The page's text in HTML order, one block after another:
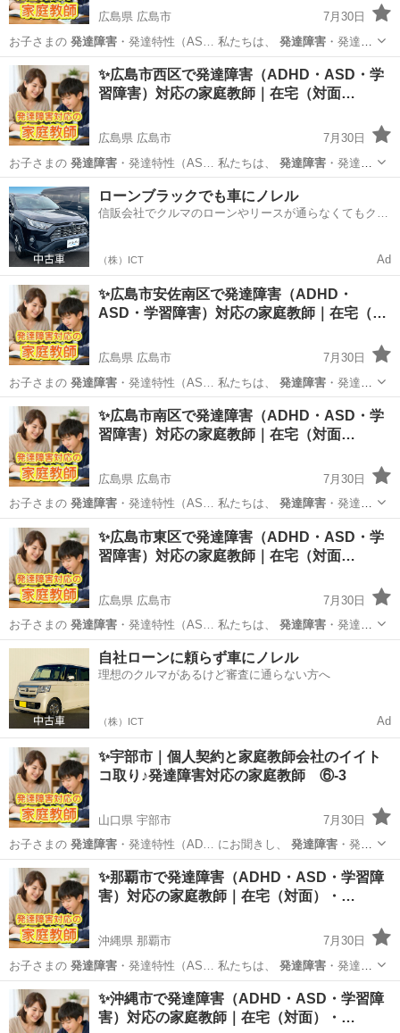
広島県 広島市
7月30日
お子さまの 発達障害 ・発達特性（AS… 私たちは、 発達障害・発達特
性のある… aku ●発達障害のあるお子さまへ… れを調整発達障害
（ASD・ADH… ▶ アーチの発達障害サポートについて… 教師...
広島 広島市 家庭教師 発達障害
✨広島市西区で発達障害（ADHD・ASD・学
習障害）対応の家庭教師｜在宅（対面…
広島県 広島市
7月30日
お子さまの 発達障害 ・発達特性（AS… 私たちは、 発達障害・発達特
性のある… iku ●発達障害のあるお子さまへ… 学習設計発達障害
（ASD・ADH… ▶ アーチの発達障害サポートについて… 教師...
広島 広島市 家庭教師 発達障害
ローンブラックでも車にノレル
信販会社でクルマのローンやリースが通らなくてもクル
（株）ICT Ad
✨広島市安佐南区で発達障害（ADHD・
ASD・学習障害）対応の家庭教師｜在宅（…
広島県 広島市
7月30日
お子さまの 発達障害 ・発達特性（AS… 私たちは、 発達障害・発達特
性のある… iku ●発達障害のあるお子さまへ… ムの調整発達障害
（ASD・ADH… ▶ アーチの発達障害サポートについて… 教師...
広島 広島市 家庭教師 発達障害
✨広島市南区で発達障害（ADHD・ASD・学
習障害）対応の家庭教師｜在宅（対面…
広島県 広島市
7月30日
お子さまの 発達障害 ・発達特性（AS… 私たちは、 発達障害・発達特
性のある… iku ●発達障害のあるお子さまへ… 順を設計発達障害
（ASD・ADH… ▶ アーチの発達障害サポートについて… 教師...
広島 広島市 家庭教師 発達障害
✨広島市東区で発達障害（ADHD・ASD・学
習障害）対応の家庭教師｜在宅（対面…
広島県 広島市
7月30日
お子さまの 発達障害 ・発達特性（AS… 私たちは、 発達障害・発達特
性のある… iku ●発達障害のあるお子さまへ… 習を重視発達障害
（ASD・ADH… ▶ アーチの発達障害サポートについて… 教師...
広島 広島市 家庭教師 発達障害
自社ローンに頼らず車にノレル
理想のクルマがあるけど審査に通らない方へ
（株）ICT Ad
✨宇部市｜個人契約と家庭教師会社のイイト
コ取り♪発達障害対応の家庭教師 ⑥-3
山口県 宇部市
7月30日
お子さまの 発達障害・発達特性（AD… にお聞きし、 発達障害・発達
特性への理…
山口 宇部市 家庭教師 発達障害
✨那覇市で発達障害（ADHD・ASD・学習障
害）対応の家庭教師｜在宅（対面）・…
沖縄県 那覇市
7月30日
お子さまの 発達障害 ・発達特性（AS… 私たちは、 発達障害・発達特
性のある… aha ●発達障害のあるお子さまへ… い学習量発達障害
（ASD・ADH… ▶ アーチの 発達障害サポートについて… 教師...
沖縄 那覇市 家庭教師 発達障害
✨沖縄市で発達障害（ADHD・ASD・学習障
害）対応の家庭教師｜在宅（対面）・…